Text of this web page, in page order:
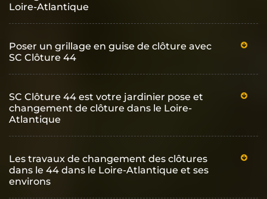
Loire-Atlantique
Poser un grillage en guise de clôture avec
SC Clôture 44
SC Clôture 44 est votre jardinier pose et
changement de clôture dans le Loire-
Atlantique
Les travaux de changement des clôtures
dans le 44 dans le Loire-Atlantique et ses
environs